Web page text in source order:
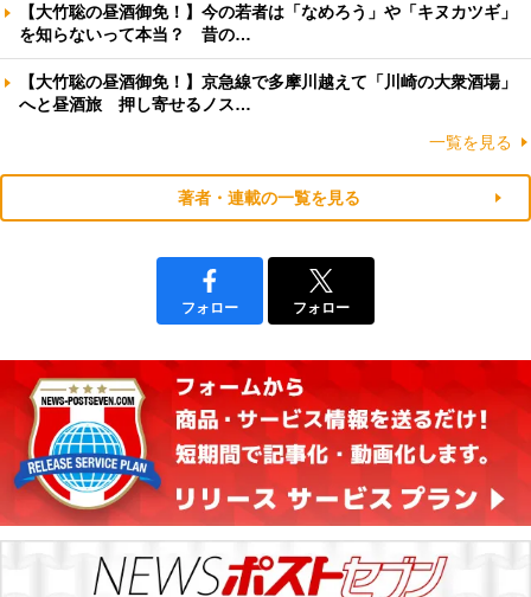
【大竹聡の昼酒御免！】今の若者は「なめろう」や「キヌカツギ」
を知らないって本当？ 昔の…
【大竹聡の昼酒御免！】京急線で多摩川越えて「川崎の大衆酒場」
へと昼酒旅 押し寄せるノス…
一覧を見る
著者・連載の一覧を見る
フォロー フォロー